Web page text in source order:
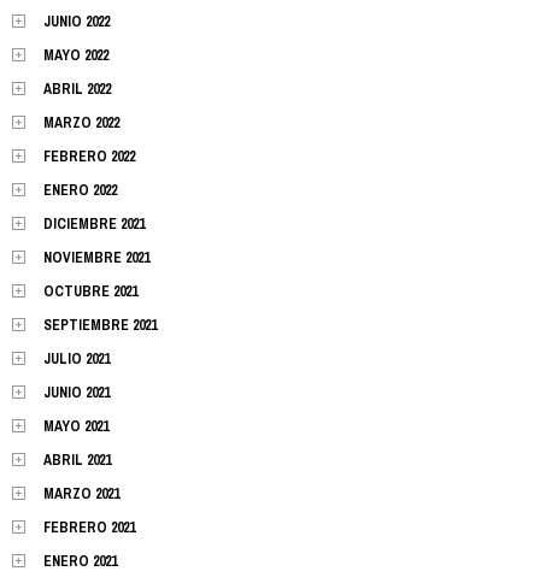
JUNIO 2022
MAYO 2022
ABRIL 2022
MARZO 2022
FEBRERO 2022
ENERO 2022
DICIEMBRE 2021
NOVIEMBRE 2021
OCTUBRE 2021
SEPTIEMBRE 2021
JULIO 2021
JUNIO 2021
MAYO 2021
ABRIL 2021
MARZO 2021
FEBRERO 2021
ENERO 2021